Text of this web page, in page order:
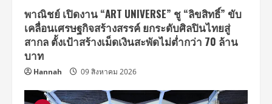
ความ
พี
ค
ที่
ไทย!!
พาณิชย์ เปิดงาน “ART UNIVERSE” ชู “ลิขสิทธิ์” ขับ
เคลื่อนเศรษฐกิจสร้างสรรค์ ยกระดับศิลปินไทยสู่
สากล ตั้งเป้าสร้างเม็ดเงินสะพัดไม่ต่ำกว่า 70 ล้าน
บาท
Hannah 09 สิงหาคม 2026